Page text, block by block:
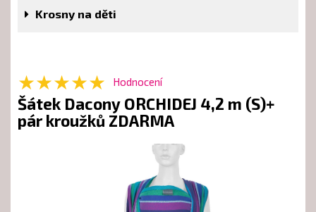
Krosny na děti
★★★★★ Hodnocení
Šátek Dacony ORCHIDEJ 4,2 m (S)+
pár kroužků ZDARMA